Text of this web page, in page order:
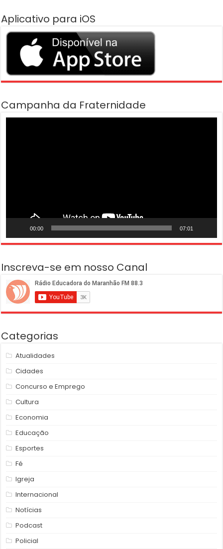
Aplicativo para iOS
Campanha da Fraternidade
00:00 07:01
Inscreva-se em nosso Canal
Categorias
Atualidades
Cidades
Concurso e Emprego
Cultura
Economia
Educação
Esportes
Fé
Igreja
Internacional
Notícias
Podcast
Policial